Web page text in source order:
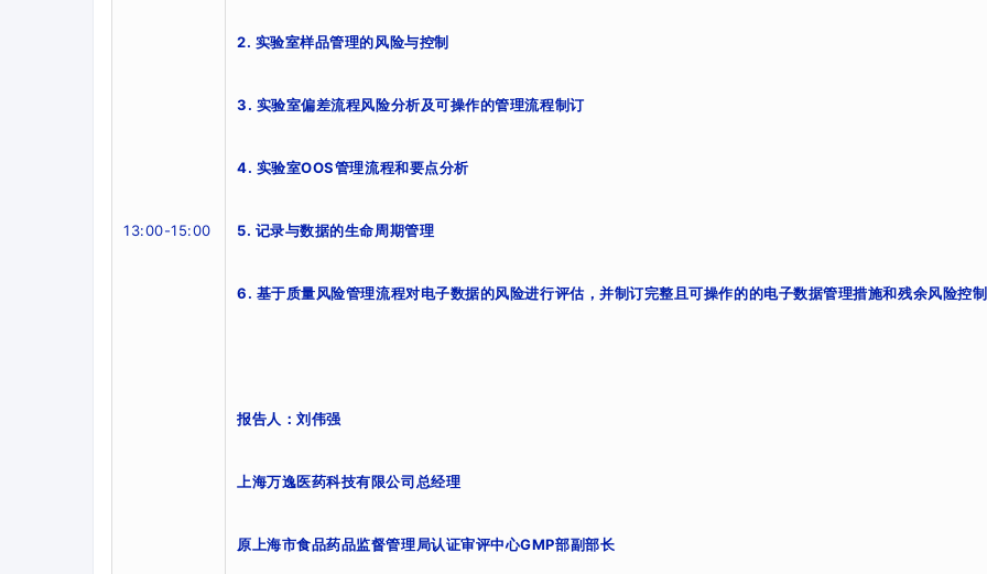
13:00-15:00
2. 实验室样品管理的风险与控制
3. 实验室偏差流程风险分析及可操作的管理流程制订
4. 实验室OOS管理流程和要点分析
5. 记录与数据的生命周期管理
6. 基于质量风险管理流程对电子数据的风险进行评估，并制订完整且可操作的的电子数据管理措施和残余风险控
报告人：刘伟强
上海万逸医药科技有限公司总经理
原上海市食品药品监督管理局认证审评中心GMP部副部长